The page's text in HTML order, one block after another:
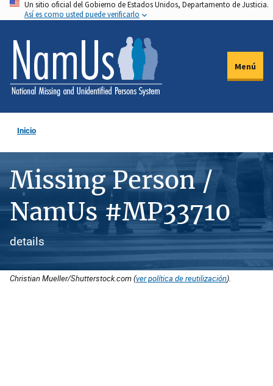
Pasar
al
contenido
principal
Un sitio oficial del Gobierno de Estados Unidos, Departamento de Justicia.
Así es como usted puede verificarlo
Menú
Inicio
Missing Person /
NamUs #MP33710
details
Christian Mueller/Shutterstock.com (ver política de reutilización).